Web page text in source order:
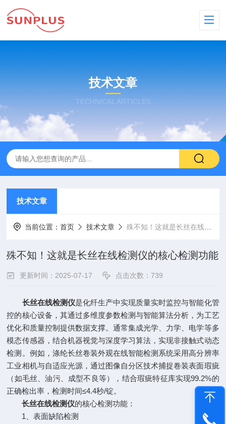
技术文章
TECHNICAL ARTICLES
技术文章
当前位置：首页 技术文章 殊不知！这就是长丝在线检测仪的核心检测功能
殊不知！这就是长丝在线检测仪的核心检测功能
更新时间：2025-07-17 点击次数：739
长丝在线检测仪是化纤生产中实现质量实时监控与智能化管
控的核心设备，其通过多维度参数检测与智能算法分析，为工艺
优化和质量控制提供数据支撑。通常集成光学、力学、电学等多
模态传感器，结合机器视觉与深度学习算法，实现非接触式动态
检测。例如，涤纶长丝卷装外观在线智能检测系统采用高分辨率
工业相机与自适应光源，通过图像自分区技术捕捉卷装表面瑕疵
（如毛丝、油污、成型不良等），结合瑕疵特征库实现99.2%的
正确检出率，检测时间≤4.4秒/锭。
长丝在线检测仪的核心检测功能：
1、表面缺陷检测